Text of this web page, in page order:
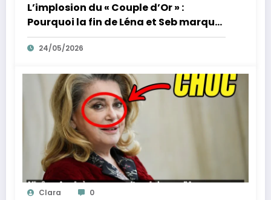
L’implosion du « Couple d’Or » :
Pourquoi la fin de Léna et Seb marque
la fin de l’innocence sur YouTube
24/05/2026
Clara 0